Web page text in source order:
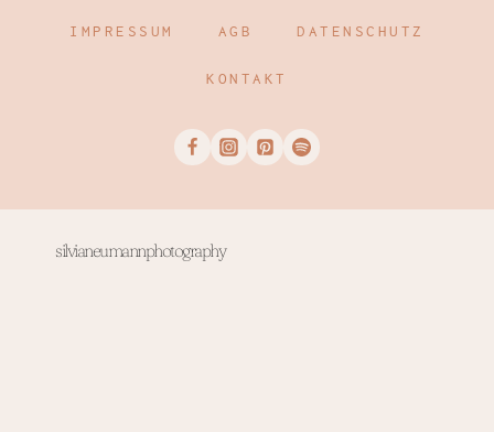
IMPRESSUM AGB DATENSCHUTZ
KONTAKT
silvianeumannphotography